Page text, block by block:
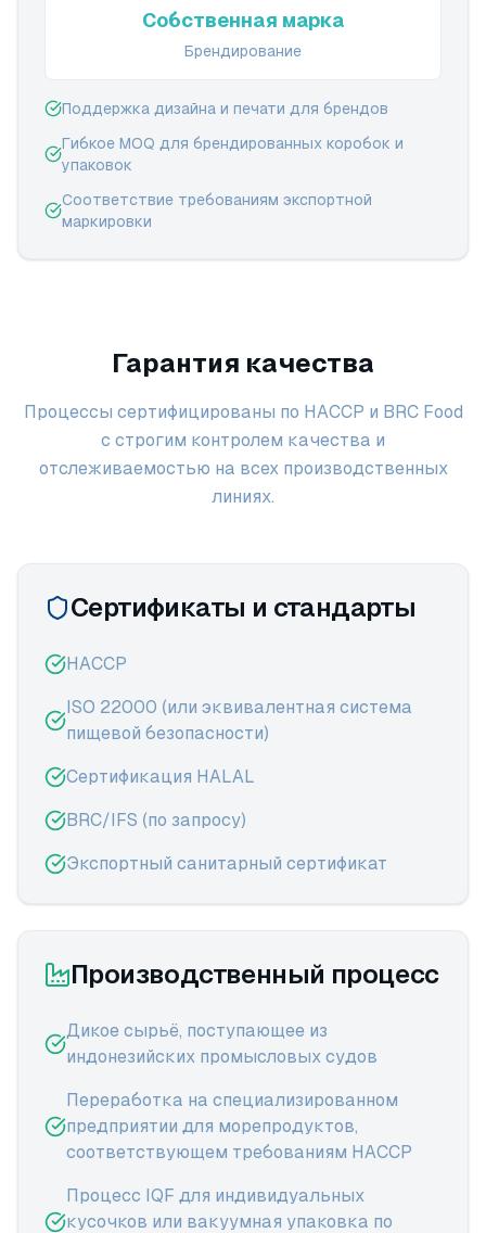
Собственная марка
Брендирование
Поддержка дизайна и печати для брендов
Гибкое MOQ для брендированных коробок и
упаковок
Соответствие требованиям экспортной
маркировки
Гарантия качества
Процессы сертифицированы по HACCP и BRC Food
с строгим контролем качества и
отслеживаемостью на всех производственных
линиях.
Сертификаты и стандарты
HACCP
ISO 22000 (или эквивалентная система
пищевой безопасности)
Сертификация HALAL
BRC/IFS (по запросу)
Экспортный санитарный сертификат
Производственный процесс
Дикое сырьё, поступающее из
индонезийских промысловых судов
Переработка на специализированном
предприятии для морепродуктов,
соответствующем требованиям HACCP
Процесс IQF для индивидуальных
кусочков или вакуумная упаковка по